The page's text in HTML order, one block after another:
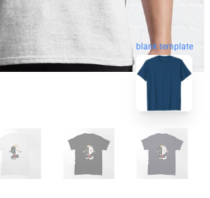
blank template